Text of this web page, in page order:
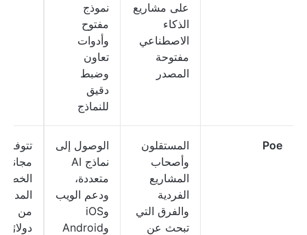
على مشاريع
الذكاء
الاصطناعي
مفتوحة
المصدر
نموذج
مفتوح
وأدوات
تعاون
وضبط
دقيق
للنماذج
Poe
المستقلون
وأصحاب
المشاريع
الفردية
والفرق التي
تبحث عن
الوصول إلى
نماذج AI
متعددة،
ودعم الويب
وiOS
وAndroid
تتوفر
الخطط
دولارًا